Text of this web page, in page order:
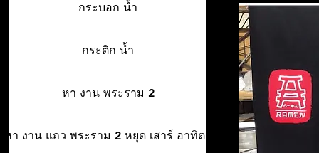
กระบอก น้ำ
กระติก น้ำ
หา งาน พระราม 2
หา งาน แถว พระราม 2 หยุด เสาร์ อาทิตย์